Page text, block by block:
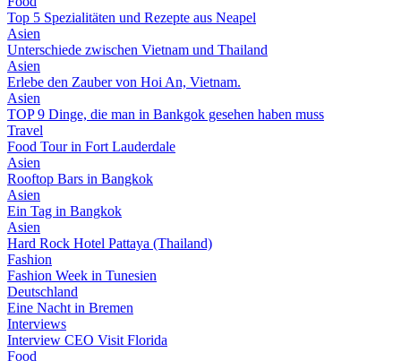
Top 5 Spezialitäten und Rezepte aus Neapel
Asien
Unterschiede zwischen Vietnam und Thailand
Asien
Erlebe den Zauber von Hoi An, Vietnam.
Asien
TOP 9 Dinge, die man in Bankgok gesehen haben muss
Travel
Food Tour in Fort Lauderdale
Asien
Rooftop Bars in Bangkok
Asien
Ein Tag in Bangkok
Asien
Hard Rock Hotel Pattaya (Thailand)
Fashion
Fashion Week in Tunesien
Deutschland
Eine Nacht in Bremen
Interviews
Interview CEO Visit Florida
Food